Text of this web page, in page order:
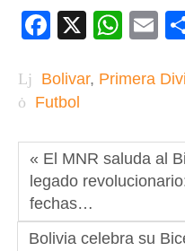
Facebook
X
Bolivar, Primera
Futbol
« El MNR saluda al
legado
fechas…
Bolivia celebra su